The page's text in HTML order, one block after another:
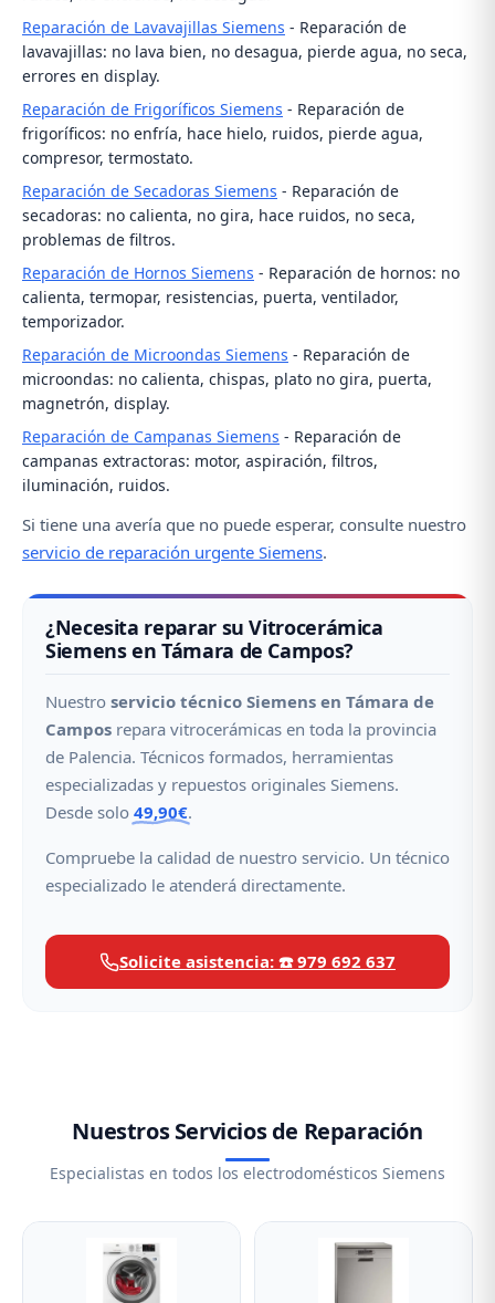
Reparación de Lavavajillas Siemens - Reparación de
lavavajillas: no lava bien, no desagua, pierde agua, no seca,
errores en display.
Reparación de Frigoríficos Siemens - Reparación de
frigoríficos: no enfría, hace hielo, ruidos, pierde agua,
compresor, termostato.
Reparación de Secadoras Siemens - Reparación de
secadoras: no calienta, no gira, hace ruidos, no seca,
problemas de filtros.
Reparación de Hornos Siemens - Reparación de hornos: no
calienta, termopar, resistencias, puerta, ventilador,
temporizador.
Reparación de Microondas Siemens - Reparación de
microondas: no calienta, chispas, plato no gira, puerta,
magnetrón, display.
Reparación de Campanas Siemens - Reparación de
campanas extractoras: motor, aspiración, filtros,
iluminación, ruidos.
Si tiene una avería que no puede esperar, consulte nuestro
servicio de reparación urgente Siemens.
¿Necesita reparar su Vitrocerámica
Siemens en Támara de Campos?
Nuestro servicio técnico Siemens en Támara de
Campos repara vitrocerámicas en toda la provincia
de Palencia. Técnicos formados, herramientas
especializadas y repuestos originales Siemens.
Desde solo 49,90€.
Compruebe la calidad de nuestro servicio. Un técnico
especializado le atenderá directamente.
Solicite asistencia: ☎️ 979 692 637
Nuestros Servicios de Reparación
Especialistas en todos los electrodomésticos Siemens